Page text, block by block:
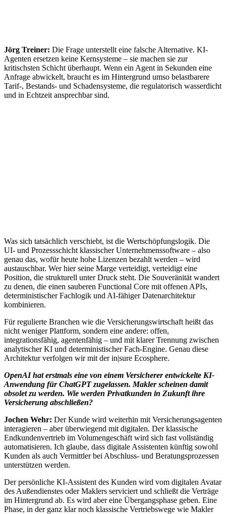
Jörg Treiner: Die Frage unterstellt eine falsche Alternative. KI-
Agenten ersetzen keine Kernsysteme – sie machen sie zur
kritischsten Schicht überhaupt. Wenn ein Agent in Sekunden eine
Anfrage abwickelt, braucht es im Hintergrund umso belastbarere
Tarif-, Bestands- und Schadensysteme, die regulatorisch wasserdicht
und in Echtzeit ansprechbar sind.
Was sich tatsächlich verschiebt, ist die Wertschöpfungslogik. Die
UI- und Prozessschicht klassischer Unternehmenssoftware – also
genau das, wofür heute hohe Lizenzen bezahlt werden – wird
austauschbar. Wer hier seine Marge verteidigt, verteidigt eine
Position, die strukturell unter Druck steht. Die Souveränität wandert
zu denen, die einen sauberen Functional Core mit offenen APIs,
deterministischer Fachlogik und AI-fähiger Datenarchitektur
kombinieren.
Für regulierte Branchen wie die Versicherungswirtschaft heißt das
nicht weniger Plattform, sondern eine andere: offen,
integrationsfähig, agentenfähig – und mit klarer Trennung zwischen
analytischer KI und deterministischer Fach-Engine. Genau diese
Architektur verfolgen wir mit der in|sure Ecosphere.
OpenAI hat erstmals eine von einem Versicherer entwickelte KI-
Anwendung für ChatGPT zugelassen. Makler scheinen damit
obsolet zu werden. Wie werden Privatkunden in Zukunft ihre
Versicherung abschließen?
Jochen Wehr: Der Kunde wird weiterhin mit Versicherungsagenten
interagieren – aber überwiegend mit digitalen. Der klassische
Endkundenvertrieb im Volumengeschäft wird sich fast vollständig
automatisieren. Ich glaube, dass digitale Assistenten künftig sowohl
Kunden als auch Vermittler bei Abschluss- und Beratungsprozessen
unterstützen werden.
Der persönliche KI-Assistent des Kunden wird vom digitalen Avatar
des Außendienstes oder Maklers serviciert und schließt die Verträge
im Hintergrund ab. Es wird aber eine Übergangsphase geben. Eine
Phase, in der ganz klar noch klassische Vertriebswege wie Makler